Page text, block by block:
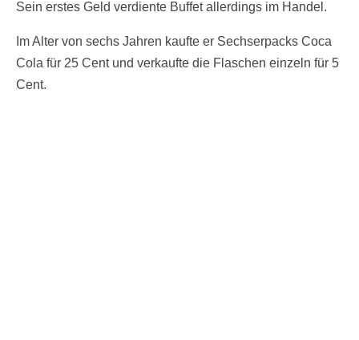
Sein erstes Geld verdiente Buffet allerdings im Handel.
Im Alter von sechs Jahren kaufte er Sechserpacks Coca
Cola für 25 Cent und verkaufte die Flaschen einzeln für 5
Cent.